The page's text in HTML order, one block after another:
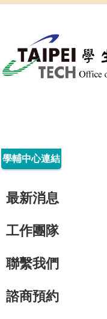
內
容
學輔中心連結
最新消息
工作團隊
聯繫我們
諮商預約